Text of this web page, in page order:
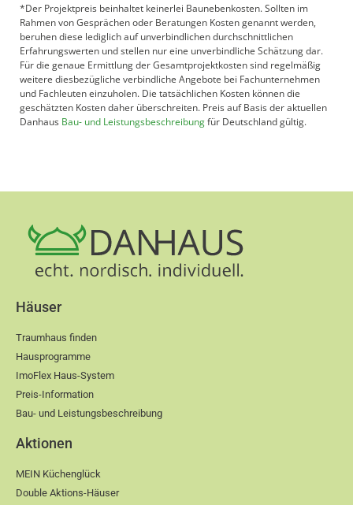
*Der Projektpreis beinhaltet keinerlei Baunebenkosten. Sollten im
Rahmen von Gesprächen oder Beratungen Kosten genannt werden,
beruhen diese lediglich auf unverbindlichen durchschnittlichen
Erfahrungswerten und stellen nur eine unverbindliche Schätzung dar.
Für die genaue Ermittlung der Gesamtprojektkosten sind regelmäßig
weitere diesbezügliche verbindliche Angebote bei Fachunternehmen
und Fachleuten einzuholen. Die tatsächlichen Kosten können die
geschätzten Kosten daher überschreiten. Preis auf Basis der aktuellen
Danhaus Bau- und Leistungsbeschreibungfür Deutschland gültig.
Häuser
Traumhaus finden
Hausprogramme
ImoFlex Haus-System
Preis-Information
Bau- und Leistungsbeschreibung
Aktionen
MEIN Küchenglück
Double Aktions-Häuser